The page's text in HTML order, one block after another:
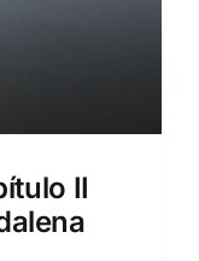
II